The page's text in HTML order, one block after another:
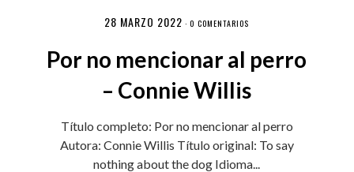
28 MARZO 2022 ·0 COMENTARIOS
Por no mencionar al perro
– Connie Willis
Título completo: Por no mencionar al perro
Autora: Connie Willis Título original: To say
nothing about the dog Idioma...